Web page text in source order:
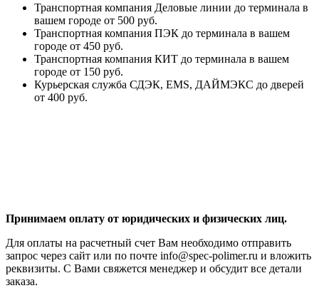
Транспортная компания Деловые линии до терминала в
вашем городе от 500 руб.
Транспортная компания ПЭК до терминала в вашем
городе от 450 руб.
Транспортная компания КИТ до терминала в вашем
городе от 150 руб.
Курьерская служба СДЭК, EMS, ДАЙМЭКС до дверей
от 400 руб.
Принимаем оплату от юридических и физических лиц.
Для оплаты на расчетный счет Вам необходимо отправить
запрос через сайт или по почте info@spec-polimer.ru и вложить
реквизиты. С Вами свяжется менеджер и обсудит все детали
заказа.